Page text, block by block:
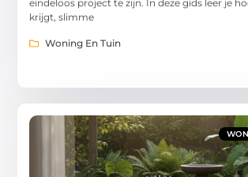
eindeloos project te zijn. In deze gids leer je
krijgt, slimme
Woning En Tuin